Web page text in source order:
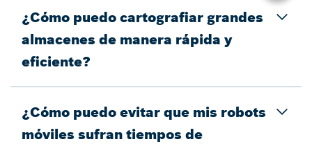
¿Cómo puedo cartografiar grandes
almacenes de manera rápida y
eficiente?
¿Cómo puedo evitar que mis robots
móviles sufran tiempos de